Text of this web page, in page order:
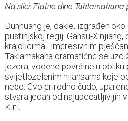
Na slici: Zlatne dine Taklamakana
Dunhuang je, dakle, izgrađen
pustinjskoj regiji Gansu-
krajolicima i impresivnim
Taklamakana dramatično se
jezera, vodene površine u
svijetlozelenim nijansama koje
nebo. Ovo prirodno čudo,
stvara jedan od najupečatljivijih
Kini.